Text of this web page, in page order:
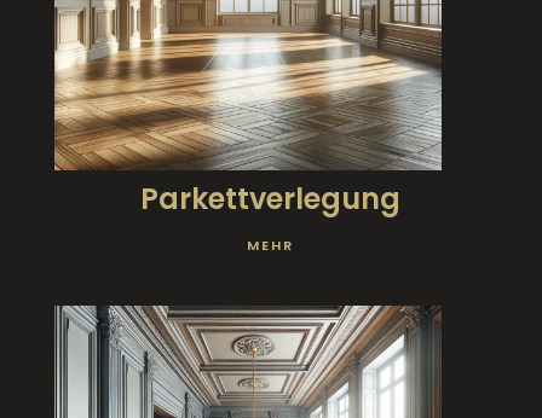
Parkettverlegung
MEHR